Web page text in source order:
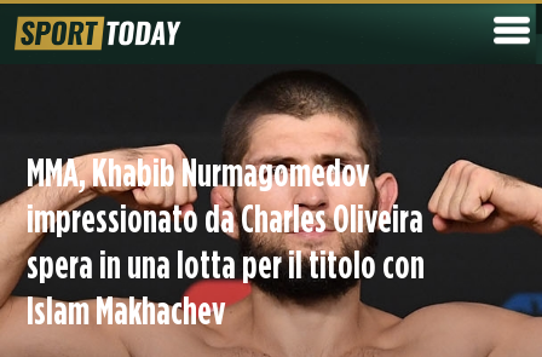
MMA, Khabib Nurmagomedov
impressionato da Charles Oliveira
spera in una lotta per il titolo con
Islam Makhachev